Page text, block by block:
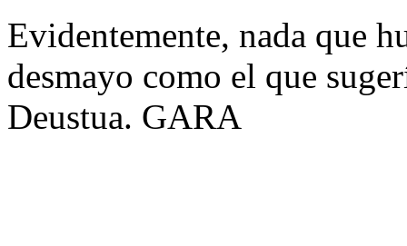
Evidentemente, nada que
desmayo como el que
Deustua. GARA